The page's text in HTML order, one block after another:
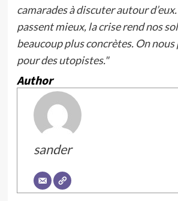
camarades à discuter autour
passent mieux, la crise rend nos
beaucoup plus concrètes. On
pour des utopistes."
Author
sander